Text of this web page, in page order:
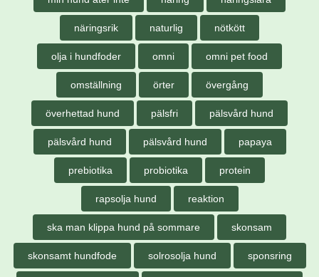
näringsrik naturlig nötkött
olja i hundfoder omni omni pet food
omställning örter övergång
överhettad hund pälsfri pälsvård hund
pälsvård hund pälsvård hund papaya
prebiotika probiotika protein
rapsolja hund reaktion
ska man klippa hund på sommare skonsam
skonsamt hundfode solrosolja hund sponsring